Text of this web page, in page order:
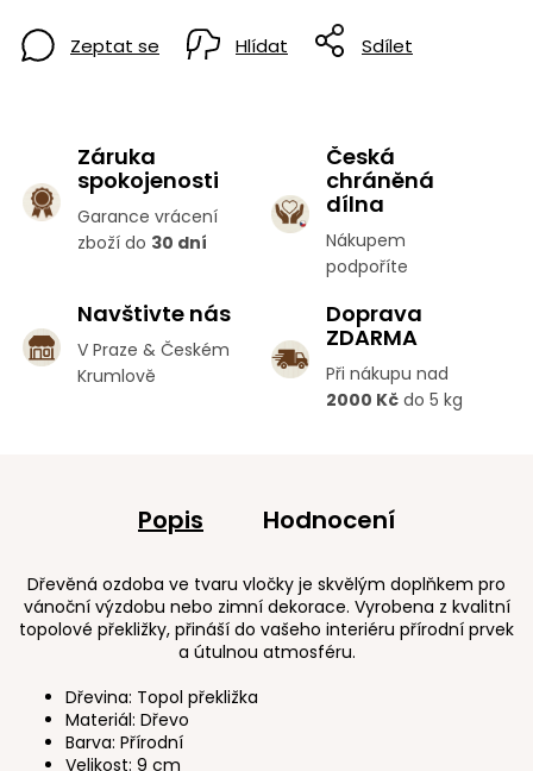
Zeptat se Hlídat Sdílet
Záruka
spokojenosti
Garance vrácení
zboží do 30 dní
Česká
chráněná
dílna
Nákupem
podpoříte
Navštivte nás
V Praze & Českém
Krumlově
Doprava
ZDARMA
Při nákupu nad
2000 Kč do 5 kg
Popis Hodnocení
Dřevěná ozdoba ve tvaru vločky je skvělým doplňkem pro
vánoční výzdobu nebo zimní dekorace. Vyrobena z kvalitní
topolové překližky, přináší do vašeho interiéru přírodní prvek
a útulnou atmosféru.
Dřevina: Topol překližka
Materiál: Dřevo
Barva: Přírodní
Velikost: 9 cm